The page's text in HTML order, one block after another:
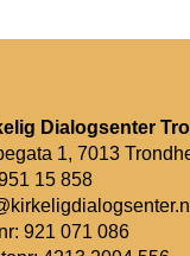
Dialogsenter
1, 7013
15 858
921 071 086